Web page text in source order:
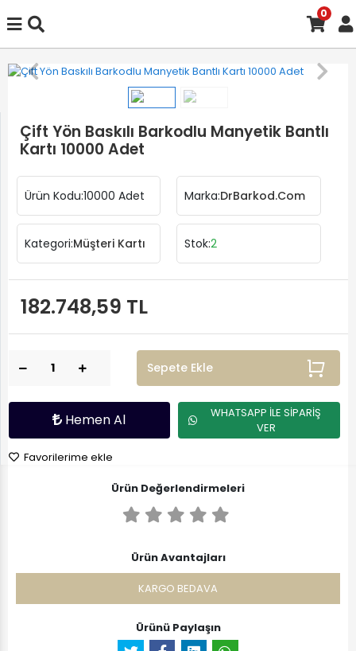
0
Çift Yön Baskılı Barkodlu Manyetik Bantlı
Kartı 10000 Adet
Ürün Kodu:10000 Adet Marka:DrBarkod.Com
Kategori:Müşteri Kartı Stok:2
182.748,59 TL
Sepete Ekle
Hemen Al
WHATSAPP İLE SİPARİŞ
VER
Favorilerime ekle
Ürün Değerlendirmeleri
Ürün Avantajları
KARGO BEDAVA
Ürünü Paylaşın